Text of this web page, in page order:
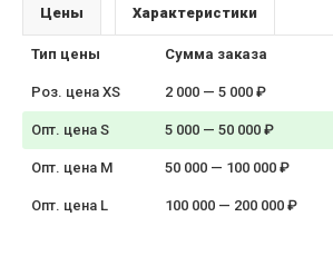
Цены Характеристики
Тип цены Сумма заказа
Роз. цена XS 2 000 — 5 000 ₽
Опт. цена S 5 000 — 50 000 ₽
Опт. цена M 50 000 — 100 000 ₽
Опт. цена L 100 000 — 200 000 ₽